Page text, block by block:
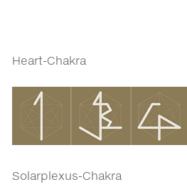
Heart-Chakra
Solarplexus-Chakra